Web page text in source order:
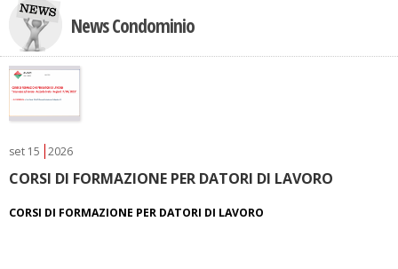
News Condominio
set 15 2026
CORSI DI FORMAZIONE PER DATORI DI LAVORO
CORSI DI FORMAZIONE PER DATORI DI LAVORO